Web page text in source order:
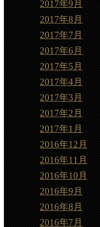
2017年9月
2017年8月
2017年7月
2017年6月
2017年5月
2017年4月
2017年3月
2017年2月
2017年1月
2016年12月
2016年11月
2016年10月
2016年9月
2016年8月
2016年7月